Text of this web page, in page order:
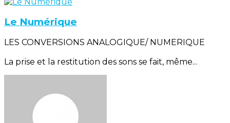
Le Numérique
LES CONVERSIONS ANALOGIQUE/ NUMERIQUE
La prise et la restitution des sons se fait, même...